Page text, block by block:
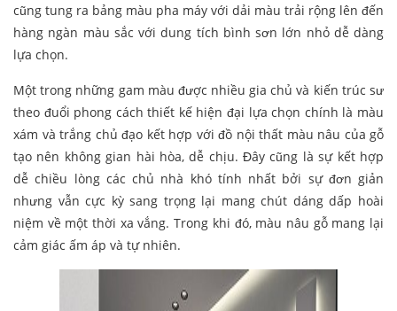
cũng tung ra bảng màu pha máy với dải màu trải rộng lên đến
hàng ngàn màu sắc với dung tích bình sơn lớn nhỏ dễ dàng
lựa chọn.
Một trong những gam màu được nhiều gia chủ và kiến trúc sư
theo đuổi phong cách thiết kế hiện đại lựa chọn chính là màu
xám và trắng chủ đạo kết hợp với đồ nội thất màu nâu của gỗ
tạo nên không gian hài hòa, dễ chịu. Đây cũng là sự kết hợp
dễ chiều lòng các chủ nhà khó tính nhất bởi sự đơn giản
nhưng vẫn cực kỳ sang trọng lại mang chút dáng dấp hoài
niệm về một thời xa vắng. Trong khi đó, màu nâu gỗ mang lại
cảm giác ấm áp và tự nhiên.